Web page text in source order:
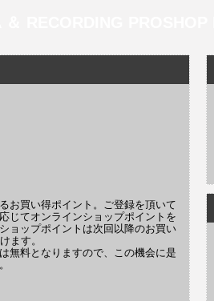
お買い得ポイント。ご登録を頂いて
じてオンラインショップポイントを
ョップポイントは次回以降のお買い
ます。
無料となりますので、この機会に是